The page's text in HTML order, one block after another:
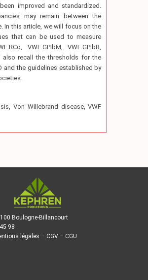
improved and standardized.
may remain between the
In this article, we will focus on the
that can be used to measure
VWF:GPIbM, VWF:GPIbR,
also recall the thresholds for the
and the guidelines established by
Von Willebrand disease, VWF
Boulogne-Billancourt
98
légales – CGV– CGU